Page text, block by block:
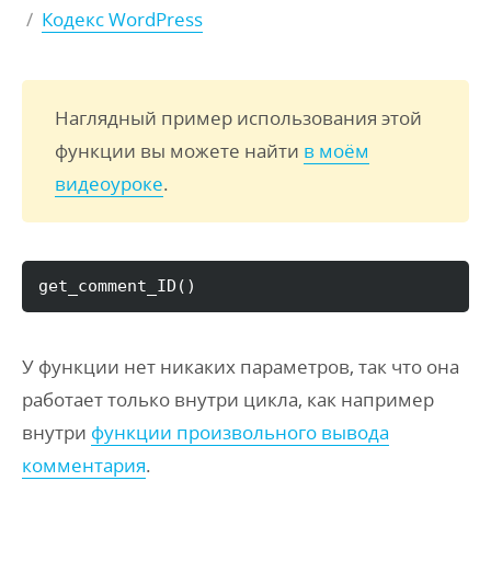
/ Кодекс WordPress
Наглядный пример использования этой
функции вы можете найти в моём
видеоуроке.
get_comment_ID ( )
У функции нет никаких параметров, так что она
работает только внутри цикла, как например
внутри функции произвольного вывода
комментария.